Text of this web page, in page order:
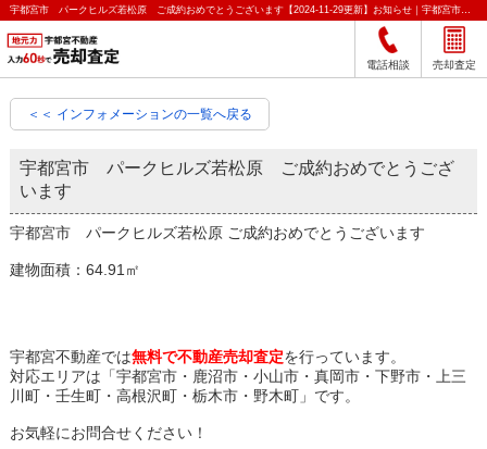
宇都宮市 パークヒルズ若松原 ご成約おめでとうございます【2024-11-29更新】お知らせ｜宇都宮市の不動産をクイック売却査定｜宇都宮不動産
電話相談 売却査定
＜＜ インフォメーションの一覧へ戻る
宇都宮市 パークヒルズ若松原 ご成約おめでとうござ
います
宇都宮市 パークヒルズ若松原 ご成約おめでとうございます
建物面積：64.91㎡
宇都宮不動産では無料で不動産売却査定を行っています。
対応エリアは「宇都宮市・鹿沼市・小山市・真岡市・下野市・上三
川町・壬生町・高根沢町・栃木市・野木町」です。
お気軽にお問合せください！